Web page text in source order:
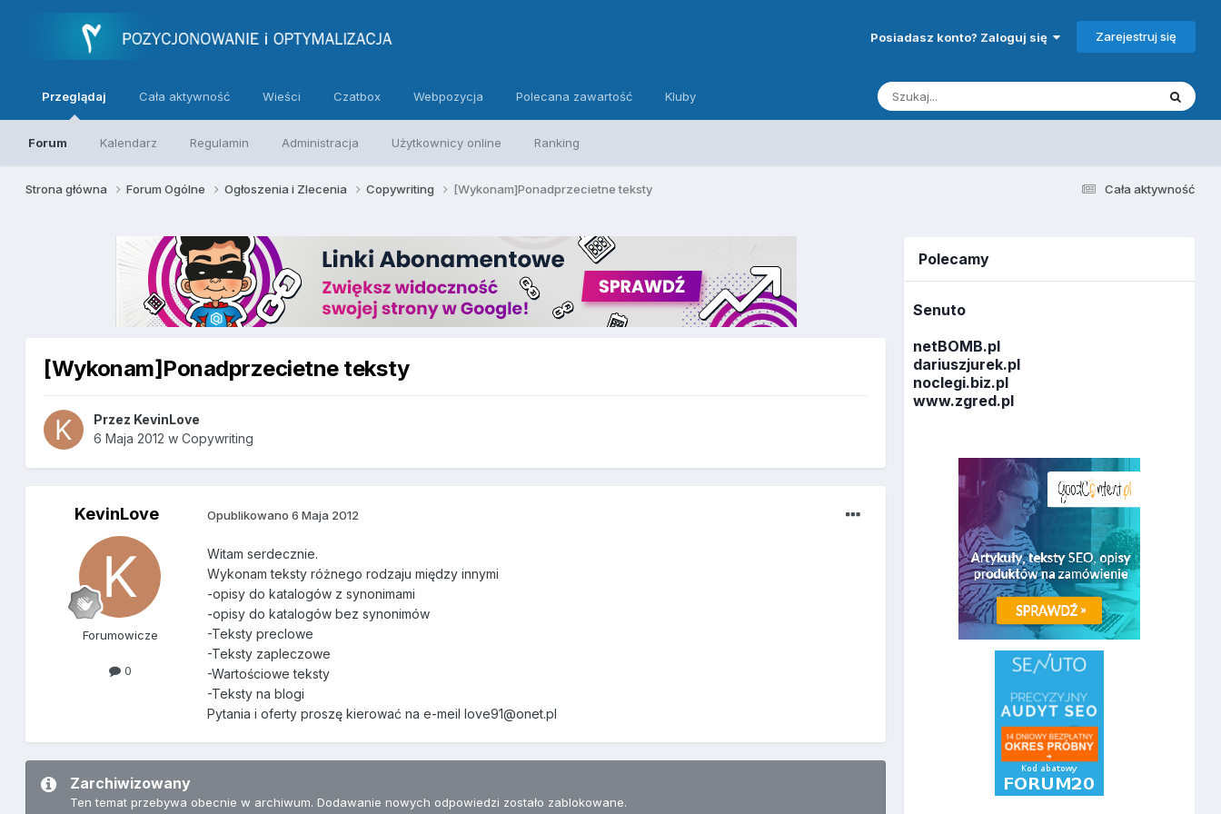
Posiadasz konto? Zaloguj się Zarejestruj się
Przeglądaj
Forum Kalendarz Regulamin Administracja Użytkownicy online Ranking
Cała aktywność Wieści Czatbox Webpozycja Polecana zawartość Kluby
Cała aktywność
Strona główna Forum Ogólne Ogłoszenia i Zlecenia Copywriting [Wykonam]Ponadprzecietne teksty
[Wykonam]Ponadprzecietne teksty
Przez KevinLove
6 Maja 2012 wCopywriting
KevinLove
Forumowicze
0
Opublikowano6 Maja 2012
Witam serdecznie.
Wykonam teksty różnego rodzaju między innymi
-opisy do katalogów z synonimami
-opisy do katalogów bez synonimów
-Teksty preclowe
-Teksty zapleczowe
-Wartościowe teksty
-Teksty na blogi
Pytania i oferty proszę kierować na e-meil love91@onet.pl
Zarchiwizowany
Ten temat przebywa obecnie w archiwum. Dodawanie nowych odpowiedzi zostało zablokowane.
Polecamy
Senuto
netBOMB.pl
dariuszjurek.pl
noclegi.biz.pl
www.zgred.pl